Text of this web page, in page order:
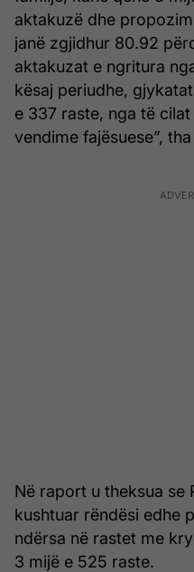
aktakuzë dhe
janë zgjidhur 80.92
aktakuzat e ngritura
kësaj periudhe,
e 337 raste, nga të
vendime fajësuese”, tha
Në raport u theksua se
kushtuar rëndësi edhe
ndërsa në rastet me
3 mijë e 525 raste.